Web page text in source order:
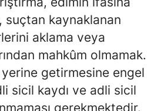
suçtan kaynaklanan
aklama veya
mahkûm olmamak.
getirmesine engel
sicil kaydı ve adli sicil
gerekmektedir.